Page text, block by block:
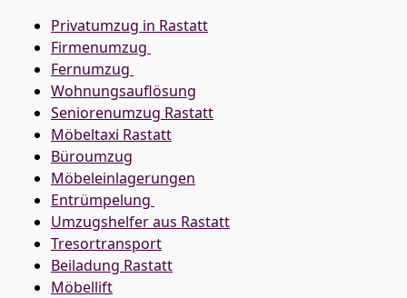
Privatumzug in Rastatt
Firmenumzug
Fernumzug
Wohnungsauflösung
Seniorenumzug Rastatt
Möbeltaxi Rastatt
Büroumzug
Möbeleinlagerungen
Entrümpelung
Umzugshelfer aus Rastatt
Tresortransport
Beiladung Rastatt
Möbellift